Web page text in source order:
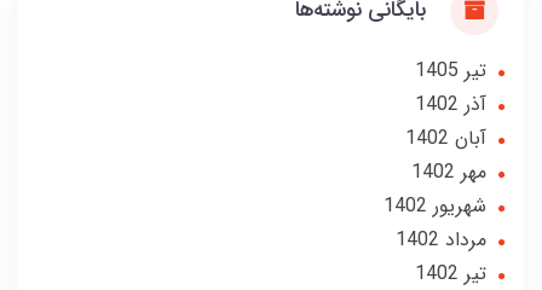
بایگانی نوشته‌ها
تير 1405
آذر 1402
آبان 1402
مهر 1402
شهریور 1402
مرداد 1402
تير 1402